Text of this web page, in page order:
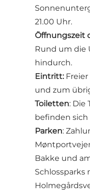
21.00 Uhr.
Öffnungszeit
Rund um die
hindurch.
Eintritt:
und zum
Toiletten: Die
befinden sich
Parken:
Bakke und
Schlossparks